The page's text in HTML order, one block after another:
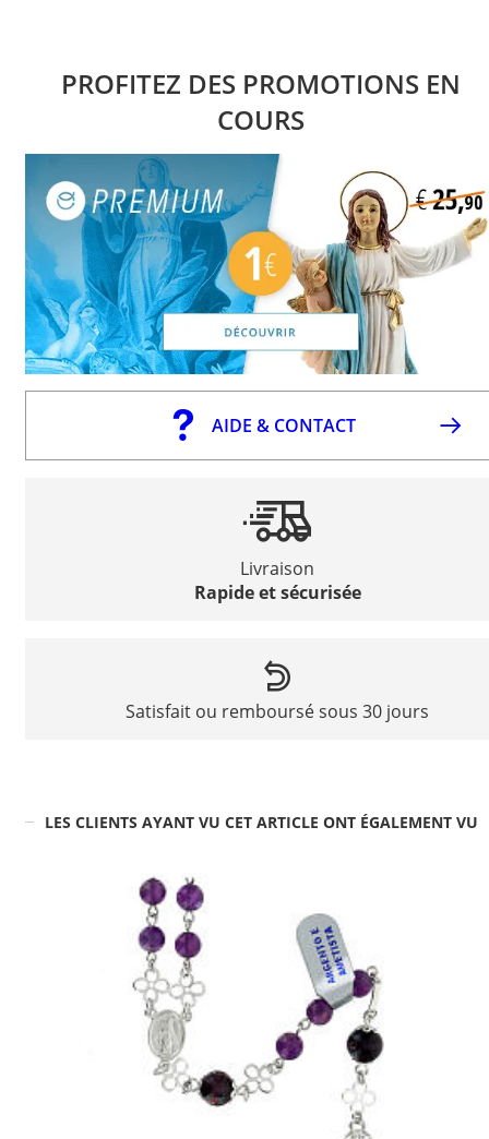
PROFITEZ DES PROMOTIONS EN
COURS
AIDE & CONTACT
Livraison
Rapide et sécurisée
Satisfait ou remboursé sous 30 jours
LES CLIENTS AYANT VU CET ARTICLE ONT ÉGALEMENT VU